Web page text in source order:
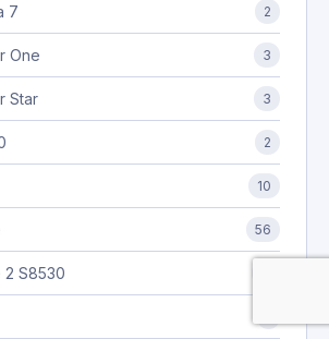
7 2
One 3
Star 3
2
10
56
2 S8530